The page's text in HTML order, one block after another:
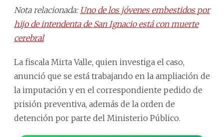
Nota relacionada: Uno de los jóvenes embestidos por
hijo de intendenta de San Ignacio está con muerte
cerebral
La fiscala Mirta Valle, quien investiga el caso,
anunció que se está trabajando en la ampliación de
la imputación y en el correspondiente pedido de
prisión preventiva, además de la orden de
detención por parte del Ministerio Público.